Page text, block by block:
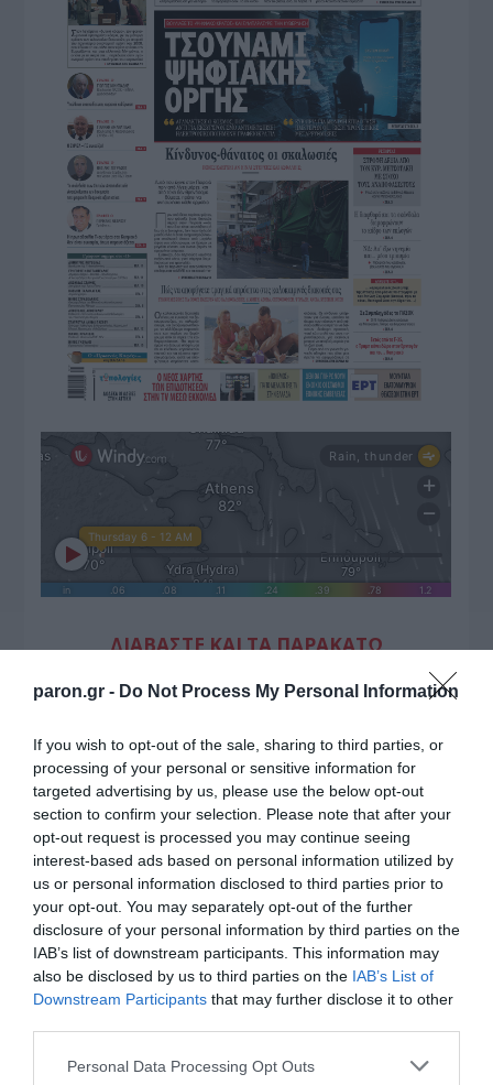
paron.gr - Do Not Process My Personal Information
If you wish to opt-out of the sale, sharing to third parties, or
processing of your personal or sensitive information for
targeted advertising by us, please use the below opt-out
section to confirm your selection. Please note that after your
opt-out request is processed you may continue seeing
interest-based ads based on personal information utilized by
us or personal information disclosed to third parties prior to
your opt-out. You may separately opt-out of the further
disclosure of your personal information by third parties on the
IAB’s list of downstream participants. This information may
also be disclosed by us to third parties on the IAB’s List of
Downstream Participants that may further disclose it to other
Please note that this website/app uses one or more Google
Personal Data Processing Opt Outs
ΔΙΑΒΑΣΤΕ ΚΑΙ ΤΑ ΠΑΡΑΚΑΤΩ
Τίτλοι τέλους
Μεταμόρφωση του Σωτήρος: Τα έθιμα, ο
συμβολισμός και η αλλαγή του καιρού
Κάποιοι εντός ΕΛΑΣ εκθέτουν τον Τσίπρα
Ουδεμία ενημέρωση για τις συνομιλίες με τη Λιβύη
Coolcation: Τι είναι η νέα τάση και πώς θα βρείτε
προορισμούς δροσιάς στην Ελλάδα
Ο καιρός των επομένων ημερών: Κανονικός
Αύγουστος με δυνατούς βοριάδες και σταδιακή
άνοδο της θερμοκρασίας
ΤΟ ΒΙΒΛΙΟ ΣΤΟ “Π”